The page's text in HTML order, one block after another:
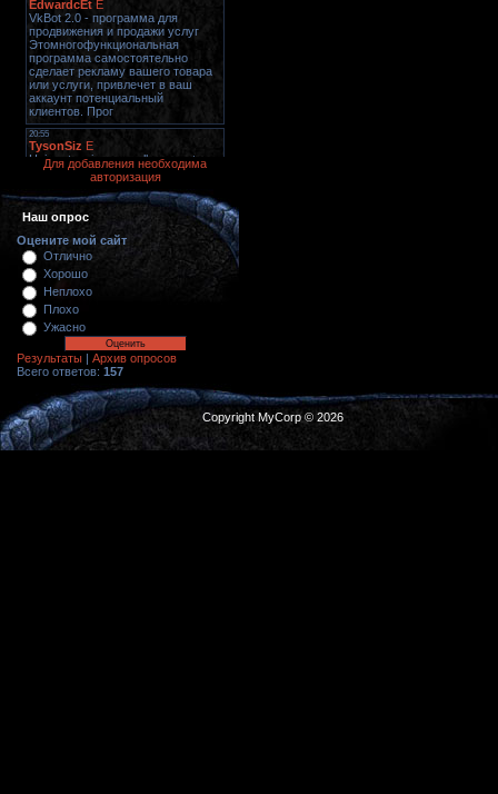
Для добавления необходима
авторизация
Наш опрос
Оцените мой сайт
Отлично
Хорошо
Неплохо
Плохо
Ужасно
Результаты | Архив опросов
Всего ответов: 157
Copyright MyCorp © 2026